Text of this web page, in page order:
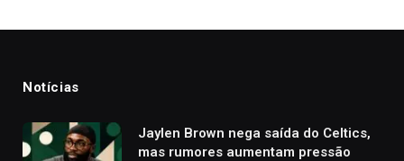
Notícias
Jaylen Brown nega saída do Celtics,
mas rumores aumentam pressão